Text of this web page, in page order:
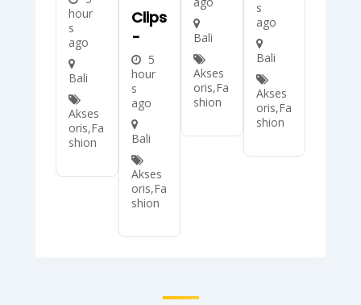
hour
s
ago
Bali
Akses
oris,Fa
shion
Clips
-
5
hour
s
ago
Bali
Akses
oris,Fa
shion
Bali
Akses
oris,Fa
shion
s
ago
Bali
Akses
oris,Fa
shion